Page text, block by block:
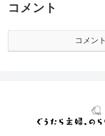
コメント
コメン